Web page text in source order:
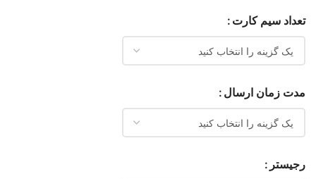
تعداد سیم کارت
مدت زمان ارسال
رجیستر